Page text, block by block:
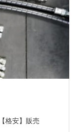
格安】販売